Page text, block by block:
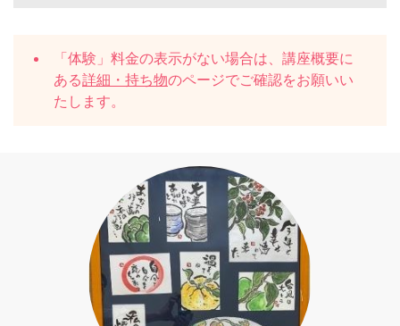
「体験」料金の表示がない場合は、講座概要に
ある詳細・持ち物のページでご確認をお願いい
たします。